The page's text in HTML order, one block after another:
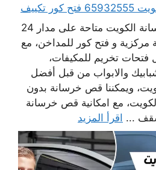
تكييف
خدمات شركة قص خرسانة الكويت متاحة على مدار 24
و فتح كور للمداخن، مع
فتحات تخريم للمكيفات،
والابواب من قبل أفضل
ويمكننا قص خرسانة بدون
مع امكانية قص خرسانة
... اقرأ المزيد